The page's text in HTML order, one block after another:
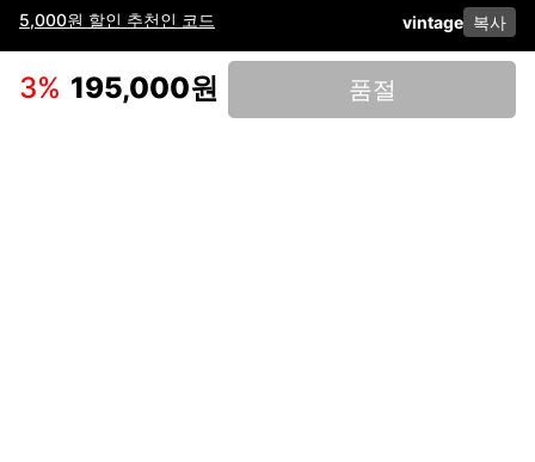
5,000원 할인 추천인 코드 vintage 복사
3% 195,000원 품절
이용약관고객센터판매개인정보 처리방침사업자 정보다운로드
인스타그램